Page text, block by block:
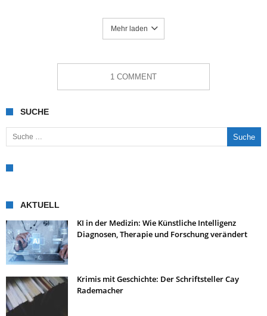
Mehr laden
1 COMMENT
SUCHE
Suche nach:
AKTUELL
KI in der Medizin: Wie Künstliche Intelligenz
Diagnosen, Therapie und Forschung verändert
Krimis mit Geschichte: Der Schriftsteller Cay
Rademacher